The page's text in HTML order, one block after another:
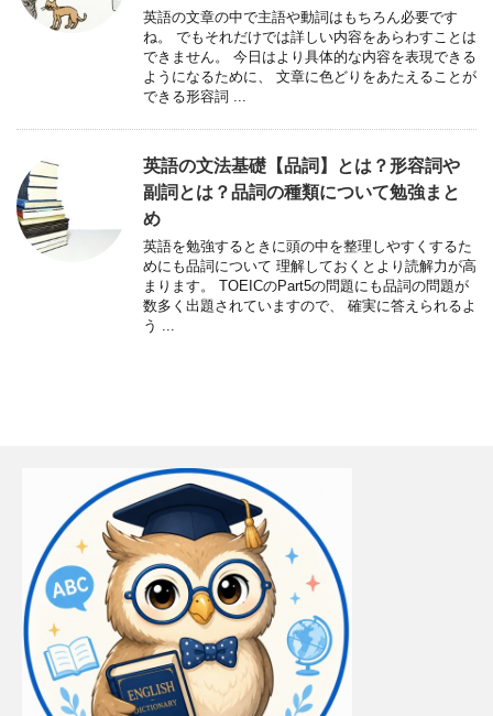
英語の文章の中で主語や動詞はもちろん必要です
ね。 でもそれだけでは詳しい内容をあらわすことは
できません。 今日はより具体的な内容を表現できる
ようになるために、 文章に色どりをあたえることが
できる形容詞 ...
英語の文法基礎【品詞】とは？形容詞や
副詞とは？品詞の種類について勉強まと
め
英語を勉強するときに頭の中を整理しやすくするた
めにも品詞について 理解しておくとより読解力が高
まります。 TOEICのPart5の問題にも品詞の問題が
数多く出題されていますので、 確実に答えられるよ
う ...